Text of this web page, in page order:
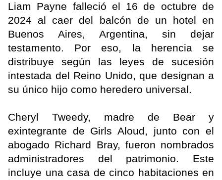
Liam Payne falleció el 16 de octubre de
2024 al caer del balcón de un hotel en
Buenos Aires, Argentina, sin dejar
testamento. Por eso, la herencia se
distribuye según las leyes de sucesión
intestada del Reino Unido, que designan a
su único hijo como heredero universal.
Cheryl Tweedy, madre de Bear y
exintegrante de Girls Aloud, junto con el
abogado Richard Bray, fueron nombrados
administradores del patrimonio. Este
incluye una casa de cinco habitaciones en